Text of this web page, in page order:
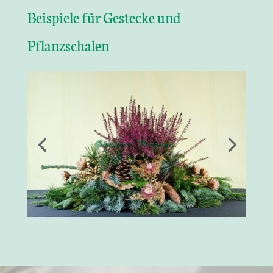
Beispiele für Gestecke und
Pflanzschalen